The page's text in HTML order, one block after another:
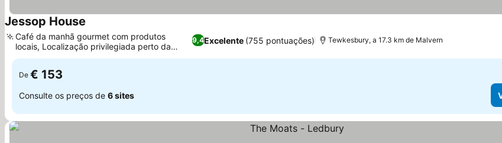
Jessop House
9,4Excelente (755 pontuações)
Café da manhã gourmet com produtos
locais, Localização privilegiada perto da
Abadia de Tewkesbury
Tewkesbury, a 17.3 km de Malvern
De € 153
Consulte os preços de 6 sites